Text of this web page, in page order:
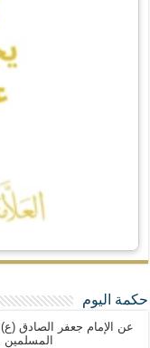
حكمة اليوم
عن الإمام جعفر الصادق